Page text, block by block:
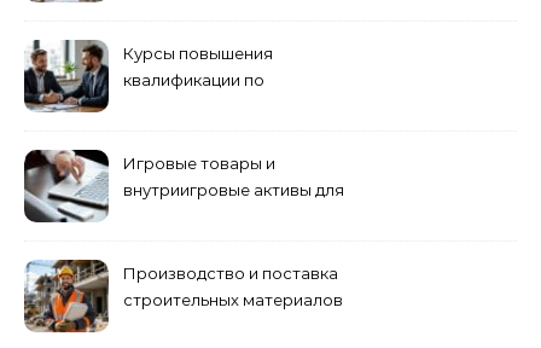
Курсы повышения
квалификации по
Игровые товары и
внутриигровые активы для
приобретения
Производство и поставка
строительных материалов